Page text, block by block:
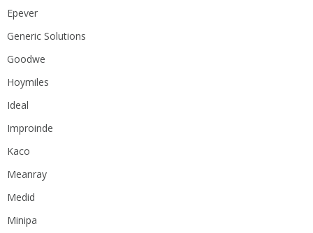
Epever
Generic Solutions
Goodwe
Hoymiles
Ideal
Improinde
Kaco
Meanray
Medid
Minipa